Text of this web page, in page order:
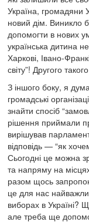
Україна, громадяни
новий дім. Виникло
допомогти в нових
українська дитина
Харкові, Івано-
світу”! Другого
З іншого боку, я
громадські
знайти спосіб
рішення приймали
вирішував
відповідь — “як
Сьогодні це можна
та напряму на
разом щось
це для нас
виборах в Україні?
але треба ще